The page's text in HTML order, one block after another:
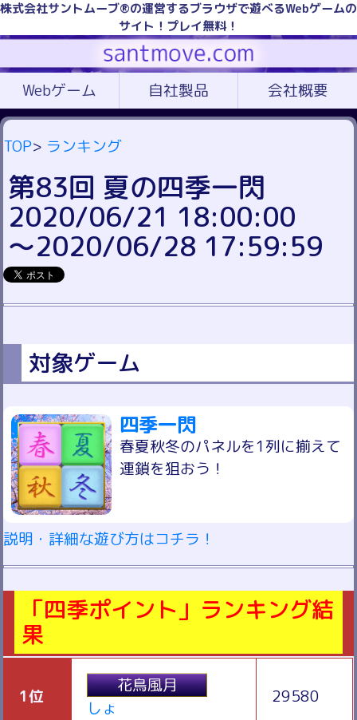
株式会社サントムーブ®の運営するブラウザで遊べるWebゲームの
サイト！プレイ無料！
Webゲーム 自社製品 会社概要
TOP> ランキング
第83回 夏の四季一閃
2020/06/21 18:00:00
～2020/06/28 17:59:59
対象ゲーム
四季一閃
春夏秋冬のパネルを1列に揃えて
連鎖を狙おう！
説明・詳細な遊び方はコチラ！
「四季ポイント」ランキング結
果
1位
花鳥風月
しょ
29580